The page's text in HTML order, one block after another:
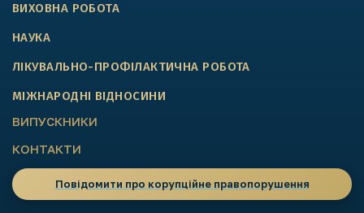
ВИХОВНА РОБОТА
НАУКА
ЛІКУВАЛЬНО-ПРОФІЛАКТИЧНА РОБОТА
МІЖНАРОДНІ ВІДНОСИНИ
ВИПУСКНИКИ
КОНТАКТИ
Повідомити про корупційне правопорушення